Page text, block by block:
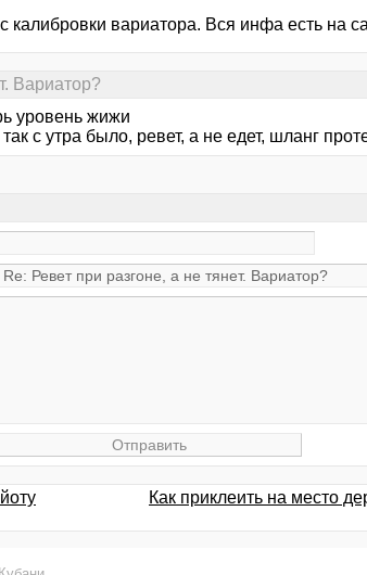
калибровки вариатора. Вся инфа есть на
Вариатор?
уровень жижи
с утра было, ревет, а не едет, шланг
Как приклеить на место